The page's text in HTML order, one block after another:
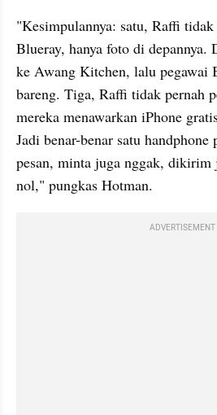
"Kesimpulannya: satu, Raffi
Blueray, hanya foto di
ke Awang Kitchen, lalu pegawai
bareng. Tiga, Raffi tidak pernah
mereka menawarkan iPhone
Jadi benar-benar satu handphone
pesan, minta juga nggak, dikirim
nol," pungkas Hotman.
ADVERTISEMENT